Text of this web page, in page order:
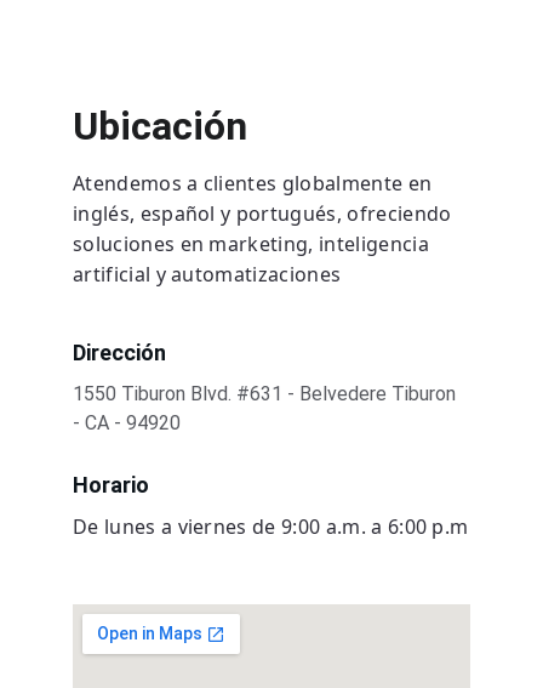
Ubicación
Atendemos a clientes globalmente en
inglés, español y portugués, ofreciendo
soluciones en marketing, inteligencia
artificial y automatizaciones
Dirección
1550 Tiburon Blvd. #631 - Belvedere Tiburon
- CA - 94920
Horario
De lunes a viernes de 9:00 a.m. a 6:00 p.m